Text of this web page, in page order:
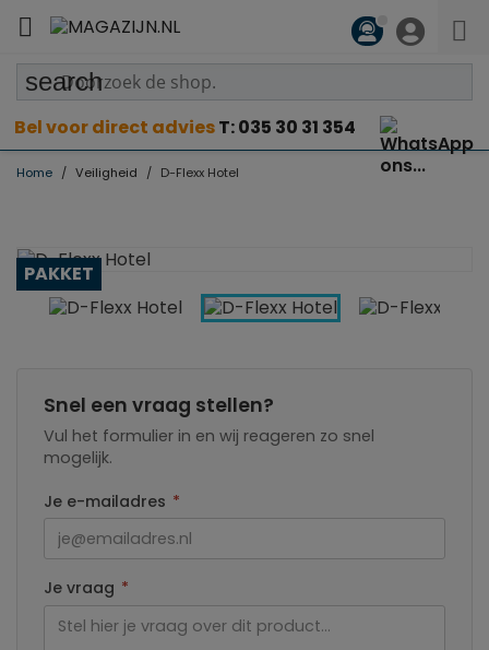

search
Bel voor direct adviesT: 035 30 31 354
Home Veiligheid D-Flexx Hotel
PAKKET
Snel een vraag stellen?
Vul het formulier in en wij reageren zo snel
mogelijk.
Je e-mailadres *
Je vraag *